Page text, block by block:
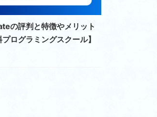
の評判と特徴やメリット
ログラミングスクール】